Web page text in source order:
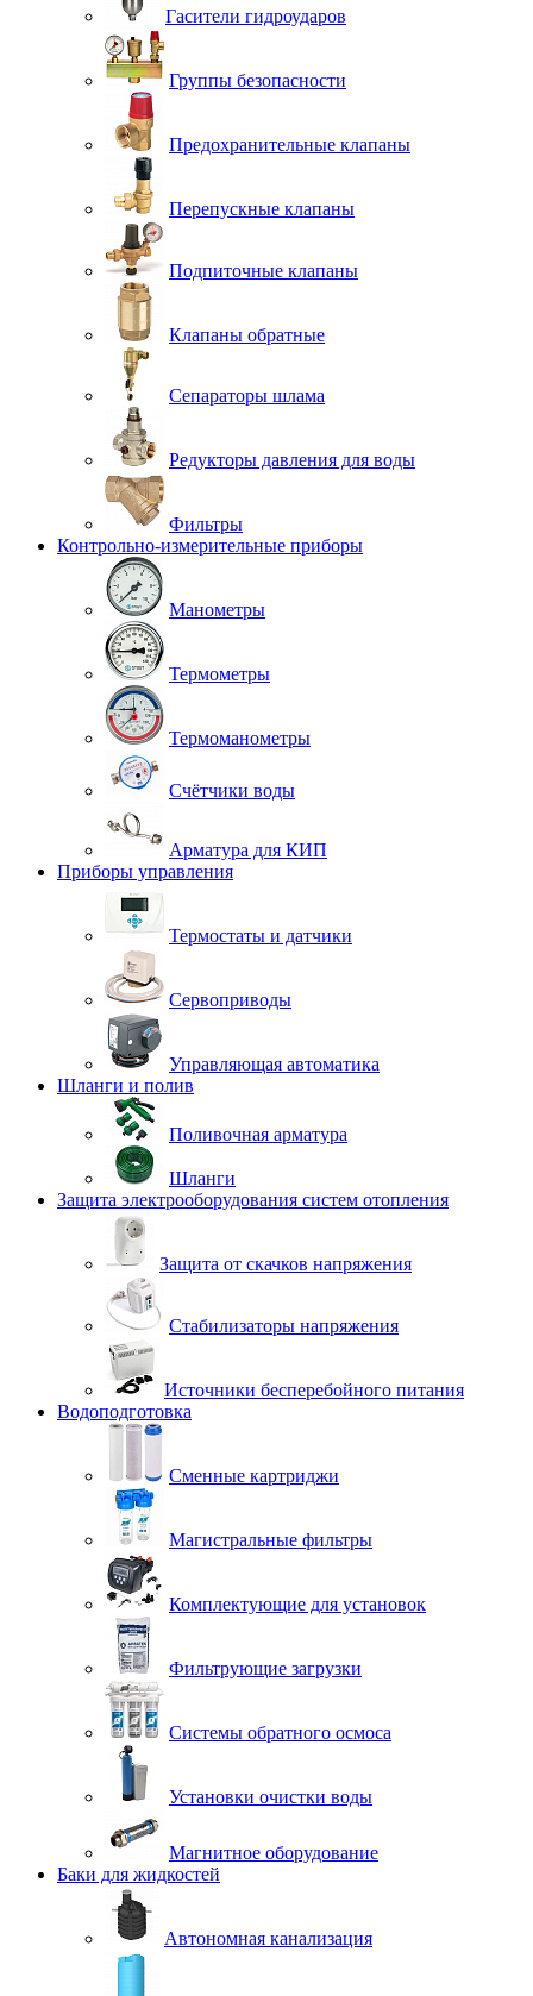
Гасители гидроударов
Группы безопасности
Предохранительные клапаны
Перепускные клапаны
Подпиточные клапаны
Клапаны обратные
Сепараторы шлама
Редукторы давления для воды
Фильтры
Контрольно-измерительные приборы
Манометры
Термометры
Термоманометры
Счётчики воды
Арматура для КИП
Приборы управления
Термостаты и датчики
Сервоприводы
Управляющая автоматика
Шланги и полив
Поливочная арматура
Шланги
Защита электрооборудования систем отопления
Защита от скачков напряжения
Стабилизаторы напряжения
Источники бесперебойного питания
Водоподготовка
Сменные картриджи
Магистральные фильтры
Комплектующие для установок
Фильтрующие загрузки
Системы обратного осмоса
Установки очистки воды
Магнитное оборудование
Баки для жидкостей
Автономная канализация